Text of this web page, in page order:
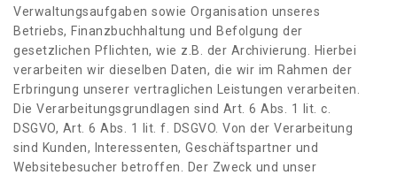
Verwaltungsaufgaben sowie Organisation unseres
Betriebs, Finanzbuchhaltung und Befolgung der
gesetzlichen Pflichten, wie z.B. der Archivierung. Hierbei
verarbeiten wir dieselben Daten, die wir im Rahmen der
Erbringung unserer vertraglichen Leistungen verarbeiten.
Die Verarbeitungsgrundlagen sind Art. 6 Abs. 1 lit. c.
DSGVO, Art. 6 Abs. 1 lit. f. DSGVO. Von der Verarbeitung
sind Kunden, Interessenten, Geschäftspartner und
Websitebesucher betroffen. Der Zweck und unser